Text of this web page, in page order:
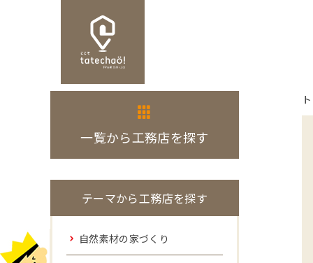
一覧から工務店を探す
テーマから工務店を探す
自然素材の家づくり